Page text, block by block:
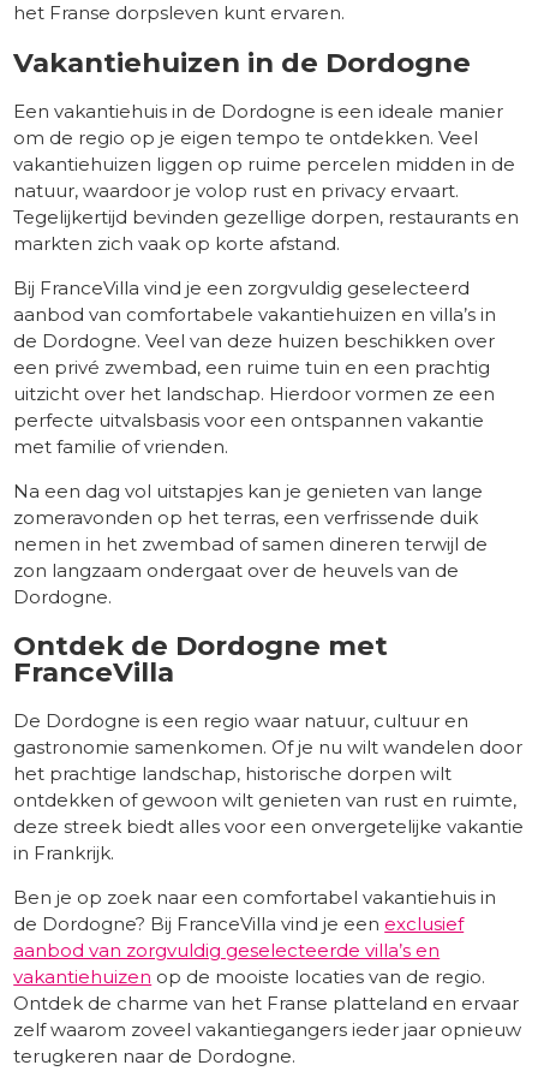
het Franse dorpsleven kunt ervaren.
Vakantiehuizen in de Dordogne
Een vakantiehuis in de Dordogne is een ideale manier
om de regio op je eigen tempo te ontdekken. Veel
vakantiehuizen liggen op ruime percelen midden in de
natuur, waardoor je volop rust en privacy ervaart.
Tegelijkertijd bevinden gezellige dorpen, restaurants en
markten zich vaak op korte afstand.
Bij FranceVilla vind je een zorgvuldig geselecteerd
aanbod van comfortabele vakantiehuizen en villa’s in
de Dordogne. Veel van deze huizen beschikken over
een privé zwembad, een ruime tuin en een prachtig
uitzicht over het landschap. Hierdoor vormen ze een
perfecte uitvalsbasis voor een ontspannen vakantie
met familie of vrienden.
Na een dag vol uitstapjes kan je genieten van lange
zomeravonden op het terras, een verfrissende duik
nemen in het zwembad of samen dineren terwijl de
zon langzaam ondergaat over de heuvels van de
Dordogne.
Ontdek de Dordogne met
FranceVilla
De Dordogne is een regio waar natuur, cultuur en
gastronomie samenkomen. Of je nu wilt wandelen door
het prachtige landschap, historische dorpen wilt
ontdekken of gewoon wilt genieten van rust en ruimte,
deze streek biedt alles voor een onvergetelijke vakantie
in Frankrijk.
Ben je op zoek naar een comfortabel vakantiehuis in
de Dordogne? Bij FranceVilla vind je een exclusief
aanbod van zorgvuldig geselecteerde villa’s en
vakantiehuizen op de mooiste locaties van de regio.
Ontdek de charme van het Franse platteland en ervaar
zelf waarom zoveel vakantiegangers ieder jaar opnieuw
terugkeren naar de Dordogne.